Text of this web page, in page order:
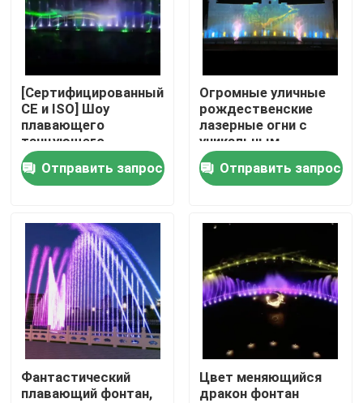
О Компании
Наша фабрика
контроль качества
контактные данные
Отправить запрос
плавая фонтан
Фонтаны озера
музыкальный фонтан
[Сертифицированный
CE и ISO] Шоу
плавающего
танцующего
фонтана
Отправить запрос
Огромные уличные
рождественские
лазерные огни с
уникальным
музыкальным
плавучим фонтаном
в озере
Отправить запрос
Фантастический
плавающий фонтан,
Цвет меняющийся
дракон фонтан